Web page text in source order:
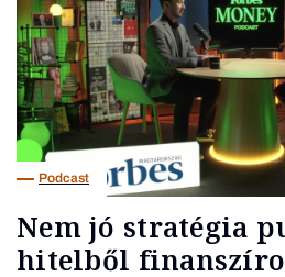
Podcast
Nem jó stratégia
hitelből